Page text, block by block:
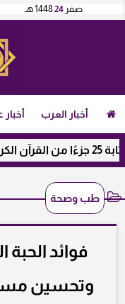
صفر 241448 هـ
أخبار العرب أخبار
طب وصحة
فوائد
وتحسين